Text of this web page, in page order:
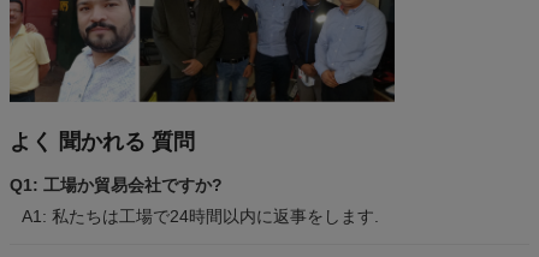
よく 聞かれる 質問
Q1: 工場か貿易会社ですか?
A1: 私たちは工場で24時間以内に返事をします.